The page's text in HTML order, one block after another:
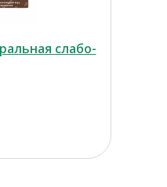
слабо-